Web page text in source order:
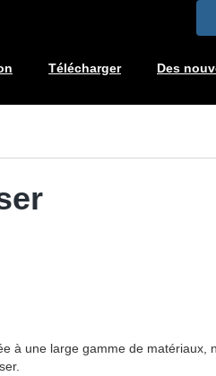
Télécharger Des
à une large gamme de matériaux,